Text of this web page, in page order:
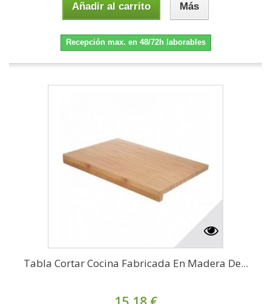
Añadir al carrito Más
Recepción max. en 48/72h laborables
Tabla Cortar Cocina Fabricada En Madera De...